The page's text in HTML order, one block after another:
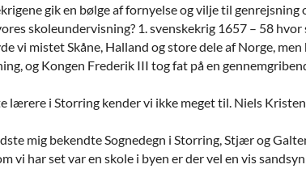
gik en bølge af fornyelse og vilje til
skoleundervisning? 1. svenskekrig 1657 – 58
vi mistet Skåne, Halland og store dele af Norge,
og Kongen Frederik III tog fat på en
lærere i Storring kender vi ikke meget til. Niels
mig bekendte Sognedegn i Storring, Stjær og
vi har set var en skole i byen er der vel en vis